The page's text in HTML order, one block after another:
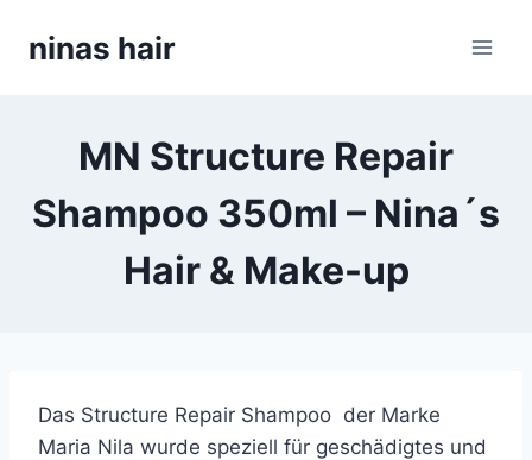
ninas hair
MN Structure Repair
Shampoo 350ml – Nina´s
Hair & Make-up
Das Structure Repair Shampoo der Marke
Maria Nila wurde speziell für geschädigtes und